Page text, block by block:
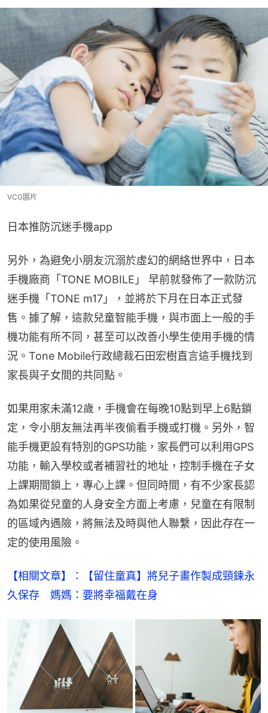
VCG圖片
日本推防沉迷手機app
另外，為避免小朋友沉溺於虛幻的網絡世界中，日本
手機廠商「TONE MOBILE」 早前就發佈了一款防沉
迷手機「TONE m17」，並將於下月在日本正式發
售。據了解，這款兒童智能手機，與市面上一般的手
機功能有所不同，甚至可以改善小學生使用手機的情
況。Tone Mobile行政總裁石田宏樹直言這手機找到
家長與子女間的共同點。
如果用家未滿12歲，手機會在每晚10點到早上6點鎖
定，令小朋友無法再半夜偷看手機或打機。另外，智
能手機更設有特別的GPS功能，家長們可以利用GPS
功能，輸入學校或者補習社的地址，控制手機在子女
上課期間鎖上，專心上課。但同時間，有不少家長認
為如果從兒童的人身安全方面上考慮，兒童在有限制
的區域內遇險，將無法及時與他人聯繫，因此存在一
定的使用風險。
【相關文章】：【留住童真】將兒子畫作製成頸鍊永
久保存　媽媽：要將幸福戴在身